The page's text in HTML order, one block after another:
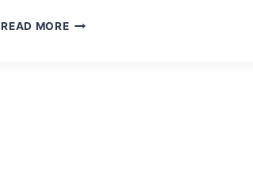
READ MORE신